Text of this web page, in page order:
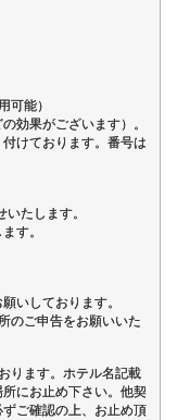
可能）
効果がございます）。
けております。番号は
たします。
す。
いしております。
のご申告をお願いいた
ります。ホテル名記載
にお止め下さい。他契
ご確認の上、お止め頂